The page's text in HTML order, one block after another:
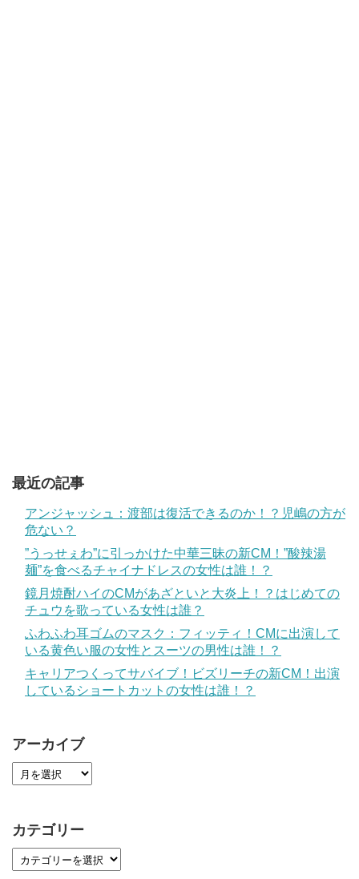
最近の記事
アンジャッシュ：渡部は復活できるのか！？児嶋の方が
危ない？
”うっせぇわ”に引っかけた中華三昧の新CM！”酸辣湯
麺”を食べるチャイナドレスの女性は誰！？
鏡月焼酎ハイのCMがあざといと大炎上！？はじめての
チュウを歌っている女性は誰？
ふわふわ耳ゴムのマスク：フィッティ！CMに出演して
いる黄色い服の女性とスーツの男性は誰！？
キャリアつくってサバイブ！ビズリーチの新CM！出演
しているショートカットの女性は誰！？
アーカイブ
カテゴリー